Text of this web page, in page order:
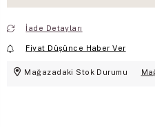
İade Detayları
Fiyat Düşünce Haber Ver
Mağazadaki Stok Durumu